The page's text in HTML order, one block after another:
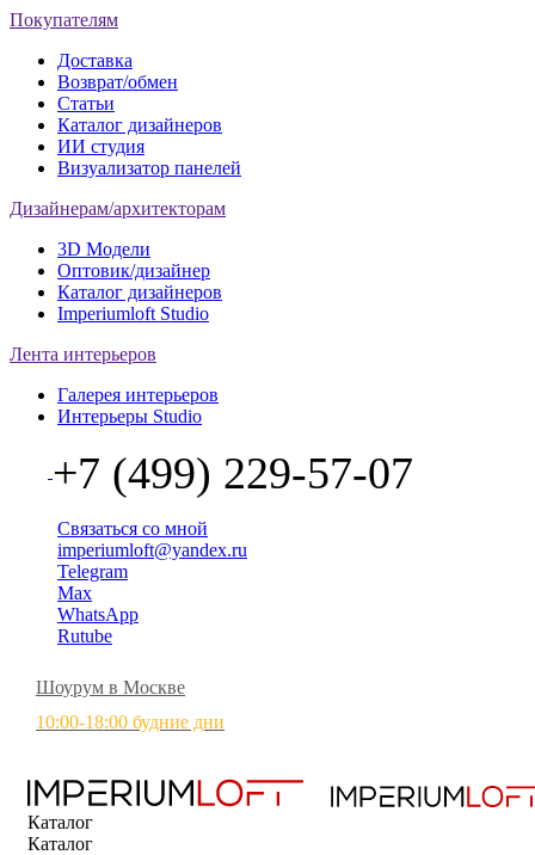
Покупателям
Доставка
Возврат/обмен
Статьи
Каталог дизайнеров
ИИ студия
Визуализатор панелей
Дизайнерам/архитекторам
3D Модели
Оптовик/дизайнер
Каталог дизайнеров
Imperiumloft Studio
Лента интерьеров
Галерея интерьеров
Интерьеры Studio
+7 (499) 229-57-07
Связаться со мной
imperiumloft@yandex.ru
Telegram
Max
WhatsApp
Rutube
Шоурум в Москве
10:00-18:00 будние дни
Каталог
Каталог